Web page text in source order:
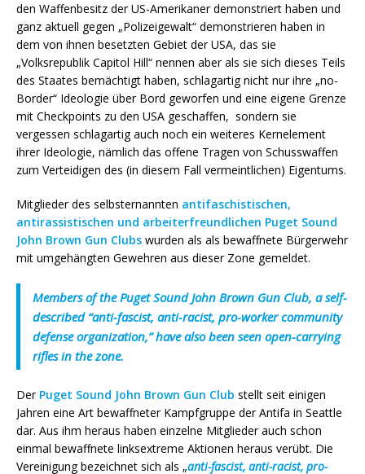
den Waffenbesitz der US-Amerikaner demonstriert haben und
ganz aktuell gegen „Polizeigewalt“ demonstrieren haben in
dem von ihnen besetzten Gebiet der USA, das sie
„Volksrepublik Capitol Hill“ nennen aber als sie sich dieses Teils
des Staates bemächtigt haben, schlagartig nicht nur ihre „no-
Border“ Ideologie über Bord geworfen und eine eigene Grenze
mit Checkpoints zu den USA geschaffen, sondern sie
vergessen schlagartig auch noch ein weiteres Kernelement
ihrer Ideologie, nämlich das offene Tragen von Schusswaffen
zum Verteidigen des (in diesem Fall vermeintlichen) Eigentums.
Mitglieder des selbsternannten antifaschistischen,
antirassistischen und arbeiterfreundlichen Puget Sound
John Brown Gun Clubs wurden als als bewaffnete Bürgerwehr
mit umgehängten Gewehren aus dieser Zone gemeldet.
Members of the Puget Sound John Brown Gun Club, a self-
described “anti-fascist, anti-racist, pro-worker community
defense organization,” have also been seen open-carrying
rifles in the zone.
Der Puget Sound John Brown Gun Club stellt seit einigen
Jahren eine Art bewaffneter Kampfgruppe der Antifa in Seattle
dar. Aus ihm heraus haben einzelne Mitglieder auch schon
einmal bewaffnete linksextreme Aktionen heraus verübt. Die
Vereinigung bezeichnet sich als „anti-fascist, anti-racist, pro-